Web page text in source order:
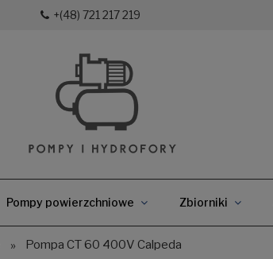
+(48) 721 217 219
Pompy powierzchniowe Zbiorniki
» Pompa CT 60 400V Calpeda